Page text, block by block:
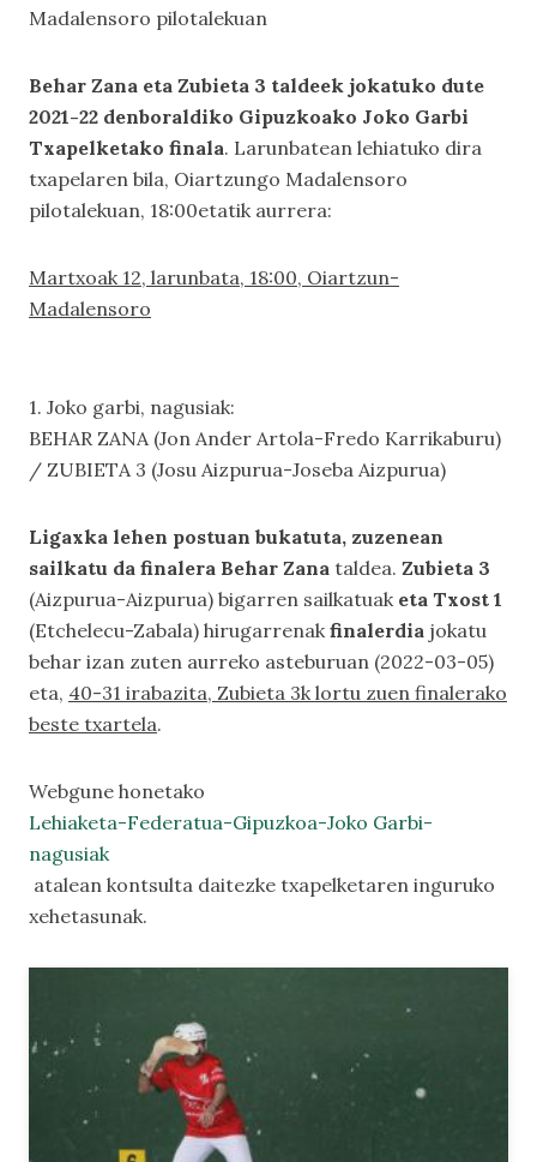
Madalensoro pilotalekuan
Behar Zana eta Zubieta 3 taldeek jokatuko dute
2021-22 denboraldiko Gipuzkoako Joko Garbi
Txapelketako finala. Larunbatean lehiatuko dira
txapelaren bila, Oiartzungo Madalensoro
pilotalekuan, 18:00etatik aurrera:
Martxoak 12, larunbata, 18:00, Oiartzun-
Madalensoro
1. Joko garbi, nagusiak:
BEHAR ZANA (Jon Ander Artola-Fredo Karrikaburu)
/ ZUBIETA 3 (Josu Aizpurua-Joseba Aizpurua)
Ligaxka lehen postuan bukatuta, zuzenean
sailkatu da finalera Behar Zana taldea. Zubieta 3
(Aizpurua-Aizpurua) bigarren sailkatuak eta Txost 1
(Etchelecu-Zabala) hirugarrenakfinalerdia jokatu
behar izan zuten aurreko asteburuan (2022-03-05)
eta, 40-31 irabazita, Zubieta 3k lortu zuen finalerako
beste txartela.
Webgune honetako
Lehiaketa-Federatua-Gipuzkoa-Joko Garbi-
nagusiak
atalean kontsulta daitezke txapelketaren inguruko
xehetasunak.